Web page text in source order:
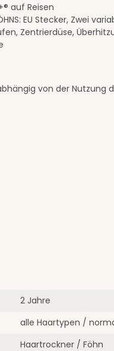
auf Reisen
EU Stecker, Zwei
Zentrierdüse,
von der Nutzung
2 Jahre
alle Haartypen /
Haartrockner / Föhn